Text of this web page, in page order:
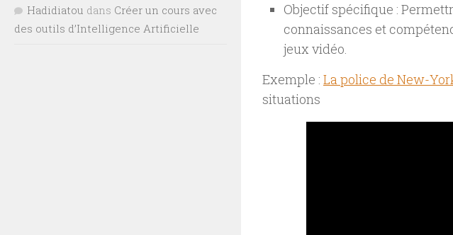
Objectif spécifique :
connaissances et
jeux vidéo.
Exemple : La police de New-
situations
Hadidiatou dans Créer un cours avec
des outils d’Intelligence Artificielle